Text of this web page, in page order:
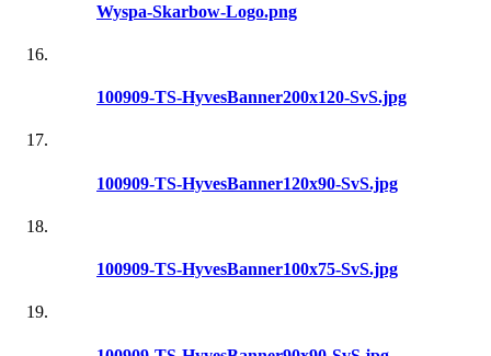
Wyspa-Skarbow-Logo.png
100909-TS-HyvesBanner200x120-SvS.jpg
100909-TS-HyvesBanner120x90-SvS.jpg
100909-TS-HyvesBanner100x75-SvS.jpg